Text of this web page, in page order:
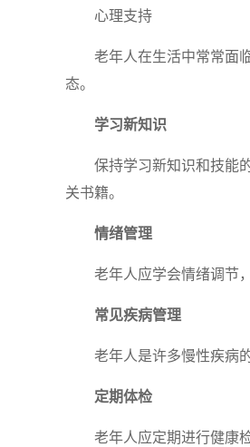
心理支持
老年人在生活中常常面
态。
学习新知识
保持学习新知识和技能
关书籍。
情绪管理
老年人应学会情绪调节
常见疾病管理
老年人是许多慢性疾病
定期体检
老年人应定期进行健康